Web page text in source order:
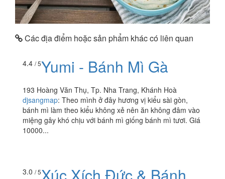
Các địa điểm hoặc sản phẩm khác có liên quan
4.4 / 5Yumi - Bánh Mì Gà
193 Hoàng Văn Thụ, Tp. Nha Trang, Khánh Hoà
djsangmap: Theo mình ở đây hương vị kiểu sài gòn,
bánh mì làm theo kiểu không xẻ nên ăn không đâm vào
miệng gây khó chịu với bánh mì giống bánh mì tươi. Giá
10000...